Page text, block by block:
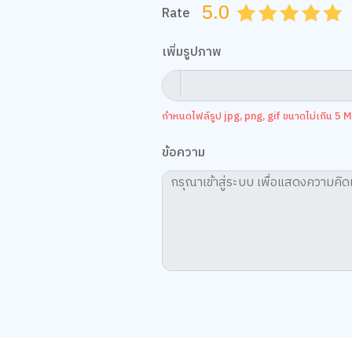
Rate 5.0 4.5
4.0
3.5
3.0
2.5
2.0
1.5
1.0
0.5
เพิ่มรูปภาพ
กำหนดไฟล์รูป jpg, png, gif ขนาดไม่เกิน 5
ข้อความ